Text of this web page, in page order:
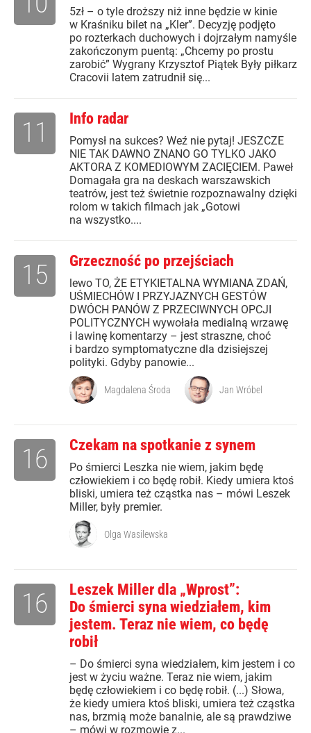
5zł – o tyle droższy niż inne będzie w kinie
w Kraśniku bilet na „Kler”. Decyzję podjęto
po rozterkach duchowych i dojrzałym namyśle
zakończonym puentą: „Chcemy po prostu
zarobić” Wygrany Krzysztof Piątek Były piłkarz
Cracovii latem zatrudnił się...
Info radar
Pomysł na sukces? Weź nie pytaj! JESZCZE
NIE TAK DAWNO ZNANO GO TYLKO JAKO
AKTORA Z KOMEDIOWYM ZACIĘCIEM. Paweł
Domagała gra na deskach warszawskich
teatrów, jest też świetnie rozpoznawalny dzięki
rolom w takich filmach jak „Gotowi
na wszystko....
11
Grzeczność po przejściach
lewo TO, ŻE ETYKIETALNA WYMIANA ZDAŃ,
UŚMIECHÓW I PRZYJAZNYCH GESTÓW
DWÓCH PANÓW Z PRZECIWNYCH OPCJI
POLITYCZNYCH wywołała medialną wrzawę
i lawinę komentarzy – jest straszne, choć
i bardzo symptomatyczne dla dzisiejszej
polityki. Gdyby panowie...
15
Magdalena Środa Jan Wróbel
Czekam na spotkanie z synem
Po śmierci Leszka nie wiem, jakim będę
człowiekiem i co będę robił. Kiedy umiera ktoś
bliski, umiera też cząstka nas – mówi Leszek
Miller, były premier.
16
Olga Wasilewska
Leszek Miller dla „Wprost”:
Do śmierci syna wiedziałem, kim
jestem. Teraz nie wiem, co będę
robił
– Do śmierci syna wiedziałem, kim jestem i co
jest w życiu ważne. Teraz nie wiem, jakim
będę człowiekiem i co będę robił. (...) Słowa,
że kiedy umiera ktoś bliski, umiera też cząstka
nas, brzmią może banalnie, ale są prawdziwe
– mówi w rozmowie z...
16